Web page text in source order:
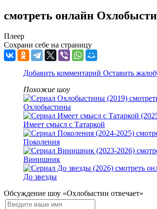
смотреть онлайн
Плеер
Сохрани себе на страницу
Добавить комментарий Оставить
Похожие шоу
Охлобыстины
Имеет смысл с Татаркой
Поколения
Винишник
До звезды
Обсуждение шоу «Охлобыстин отвечает»